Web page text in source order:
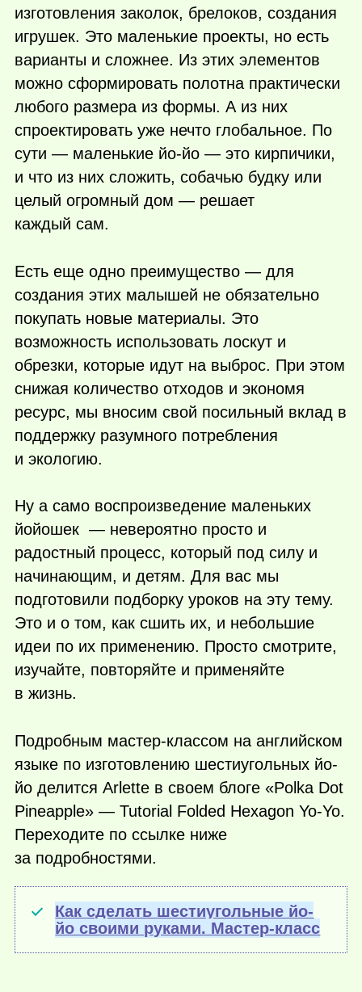
изготовления заколок, брелоков, создания
игрушек. Это маленькие проекты, но есть
варианты и сложнее. Из этих элементов
можно сформировать полотна практически
любого размера из формы. А из них
спроектировать уже нечто глобальное. По
сути — маленькие йо-йо — это кирпичики,
и что из них сложить, собачью будку или
целый огромный дом — решает
каждый сам.
Есть еще одно преимущество — для
создания этих малышей не обязательно
покупать новые материалы. Это
возможность использовать лоскут и
обрезки, которые идут на выброс. При этом
снижая количество отходов и экономя
ресурс, мы вносим свой посильный вклад в
поддержку разумного потребления
и экологию.
Ну а само воспроизведение маленьких
йойошек — невероятно просто и
радостный процесс, который под силу и
начинающим, и детям. Для вас мы
подготовили подборку уроков на эту тему.
Это и о том, как сшить их, и небольшие
идеи по их применению. Просто смотрите,
изучайте, повторяйте и применяйте
в жизнь.
Подробным мастер-классом на английском
языке по изготовлению шестиугольных йо-
йо делится Arlette в своем блоге «Polka Dot
Pineapple» — Tutorial Folded Hexagon Yo-Yo.
Переходите по ссылке ниже
за подробностями.
Как сделать шестиугольные йо-
йо своими руками. Мастер-класс